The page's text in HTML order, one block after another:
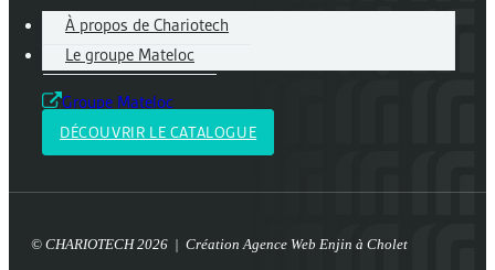
À propos de Chariotech
Le groupe Mateloc
Groupe Mateloc
DÉCOUVRIR LE CATALOGUE
© CHARIOTECH 2026 | CréationAgence Web Enjin à Cholet